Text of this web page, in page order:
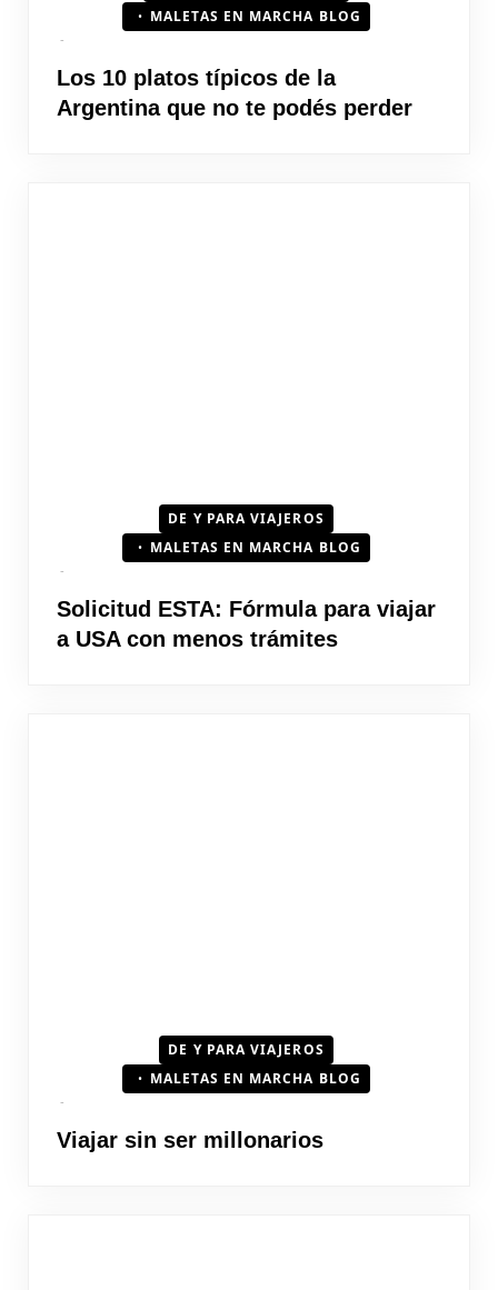
MALETAS EN MARCHA BLOG
Los 10 platos típicos de la
Argentina que no te podés perder
DE Y PARA VIAJEROS
MALETAS EN MARCHA BLOG
Solicitud ESTA: Fórmula para viajar
a USA con menos trámites
DE Y PARA VIAJEROS
MALETAS EN MARCHA BLOG
Viajar sin ser millonarios